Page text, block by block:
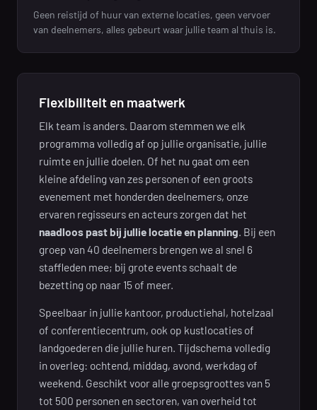
Geen reistijd of huur van externe locaties, geen vervoer
van deelnemers, alles gebeurt waar jullie team al thuis is.
Flexibiliteit en maatwerk
Elk team is anders. Daarom stemmen we elk
programma volledig af op jullie organisatie, jullie
ruimte en jullie doelen. Of het nu gaat om een
kleine afdeling van zes personen of een groots
evenement met honderden deelnemers, onze
ervaren regisseurs en acteurs zorgen dat het
naadloos past bij jullie locatie en planning . Bij een
groep van 40 deelnemers brengen we al snel 6
staffleden mee; bij grote events schaalt de
bezetting op naar 15 of meer.
Speelbaar in jullie kantoor, productiehal, hotelzaal
of conferentiecentrum, ook op kustlocaties of
landgoederen die jullie huren. Tijdschema volledig
in overleg: ochtend, middag, avond, werkdag of
weekend. Geschikt voor alle groepsgroottes van 5
tot 500 personen en sectoren, van overheid tot